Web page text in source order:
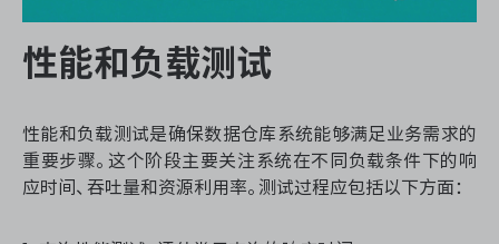
性能和负载测试
性能和负载测试是确保数据仓库系统能够满足业务需求的
重要步骤。这个阶段主要关注系统在不同负载条件下的响
应时间、吞吐量和资源利用率。测试过程应包括以下方面：